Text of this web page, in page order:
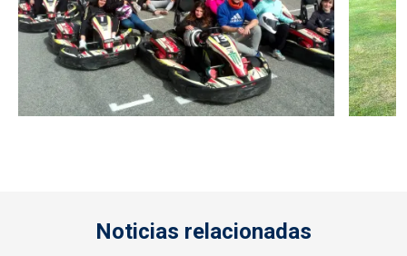
Noticias relacionadas